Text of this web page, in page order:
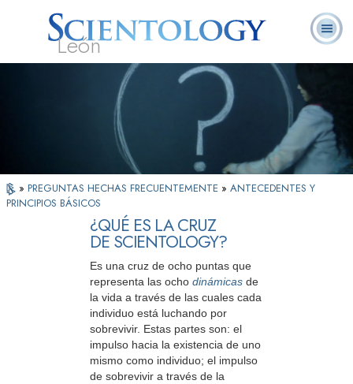
León
¿Qué es
Scientology?
Ministros
Voluntarios
Preguntas
Frecuentes
» PREGUNTAS HECHAS FRECUENTEMENTE » ANTECEDENTES Y
PRINCIPIOS BÁSICOS
¿QUÉ ES LA CRUZ
DE SCIENTOLOGY?
Es una cruz de ocho puntas que
representa las ocho dinámicas de
la vida a través de las cuales cada
individuo está luchando por
sobrevivir. Estas partes son: el
impulso hacia la existencia de uno
mismo como individuo; el impulso
de sobrevivir a través de la